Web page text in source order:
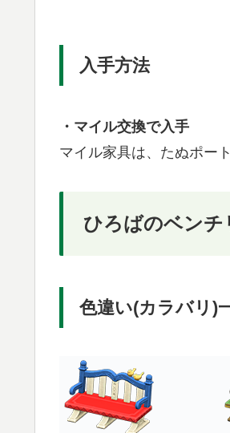
入手方法
・マイル交換で入手
マイル家具は、たぬポー
ひろばのベンチ
色違い(カラバリ)